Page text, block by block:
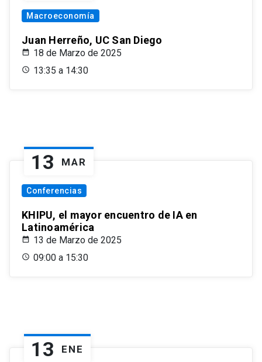
Macroeconomía
Juan Herreño, UC San Diego
18 de Marzo de 2025
13:35 a 14:30
13 MAR
Conferencias
KHIPU, el mayor encuentro de IA en
Latinoamérica
13 de Marzo de 2025
09:00 a 15:30
13 ENE